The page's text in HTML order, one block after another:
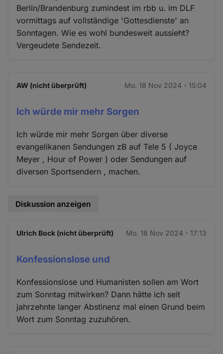
Berlin/Brandenburg zumindest im rbb u. im DLF
vormittags auf vollständige 'Gottesdienste' an
Sonntagen. Wie es wohl bundesweit aussieht?
Vergeudete Sendezeit.
AW (nicht überprüft) Mo. 18 Nov 2024 - 15:04
Ich würde mir mehr Sorgen
Ich würde mir mehr Sorgen über diverse
evangelikanen Sendungen zB auf Tele 5 ( Joyce
Meyer , Hour of Power ) oder Sendungen auf
diversen Sportsendern , machen.
Diskussion anzeigen
Ulrich Bock (nicht überprüft) Mo. 18 Nov 2024 - 17:13
Konfessionslose und
Konfessionslose und Humanisten sollen am Wort
zum Sonntag mitwirken? Dann hätte ich seit
jahrzehnte langer Abstinenz mal einen Grund beim
Wort zum Sonntag zuzuhören.
Cookies